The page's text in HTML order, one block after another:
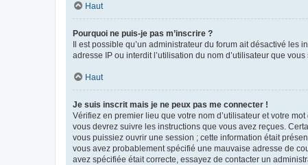
Haut
Pourquoi ne puis-je pas m’inscrire ?
Il est possible qu’un administrateur du forum ait désactivé les
adresse IP ou interdit l’utilisation du nom d’utilisateur que
Haut
Je suis inscrit mais je ne peux pas me connecter !
Vérifiez en premier lieu que votre nom d’utilisateur et votre
vous devrez suivre les instructions que vous avez reçues.
vous puissiez ouvrir une session ; cette information était
vous avez probablement spécifié une mauvaise adresse de
avez spécifiée était correcte, essayez de contacter un